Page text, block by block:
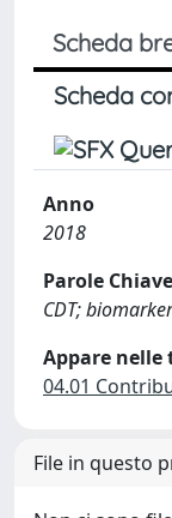
Scheda
Scheda
Anno
2018
Parole Chiave
CDT;
Appare nelle
04.01
File in questo